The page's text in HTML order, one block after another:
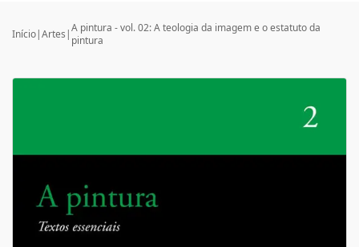
Início|Artes |A pintura - vol. 02: A teologia da imagem e o estatuto da
pintura